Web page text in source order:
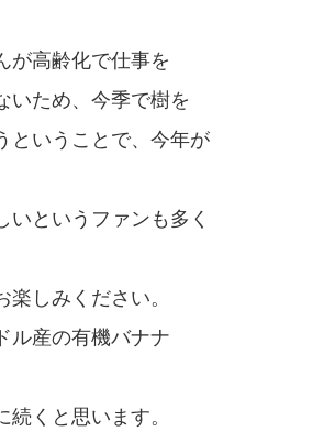
が高齢化で仕事を
いため、今季で樹を
ということで、今年が
いというファンも多く
しみください。
ル産の有機バナナ
続くと思います。